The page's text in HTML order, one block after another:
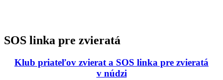
SOS linka pre zvieratá
Klub priateľov zvierat a SOS linka pre zvieratá
v núdzi